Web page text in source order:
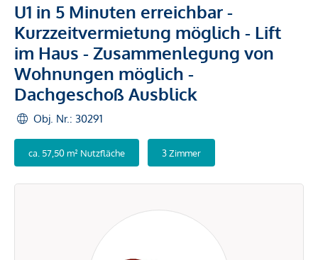
U1 in 5 Minuten erreichbar -
Kurzzeitvermietung möglich - Lift
im Haus - Zusammenlegung von
Wohnungen möglich -
Dachgeschoß Ausblick
Obj. Nr.: 30291
ca. 57,50 m² Nutzfläche 3 Zimmer